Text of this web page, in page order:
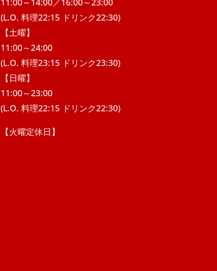
(L.O. 料理22:15 ドリンク22:30)
【土曜】
11:00～24:00
(L.O. 料理23:15 ドリンク23:30)
【日曜】
11:00～23:00
(L.O. 料理22:15 ドリンク22:30)
【火曜定休日】